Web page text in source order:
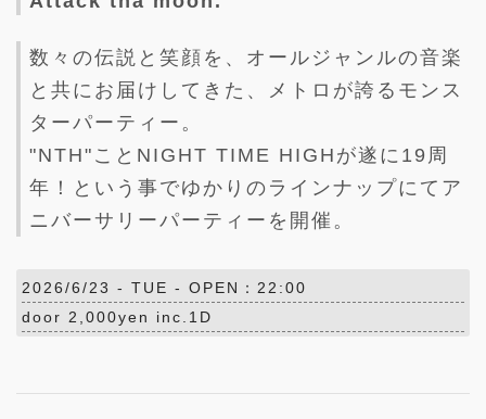
数々の伝説と笑顔を、オールジャンルの音楽
と共にお届けしてきた、メトロが誇るモンス
ターパーティー。
"NTH"ことNIGHT TIME HIGHが遂に19周
年！という事でゆかりのラインナップにてア
ニバーサリーパーティーを開催。
2026/6/23 - TUE - OPEN：22:00
door 2,000yen inc.1D